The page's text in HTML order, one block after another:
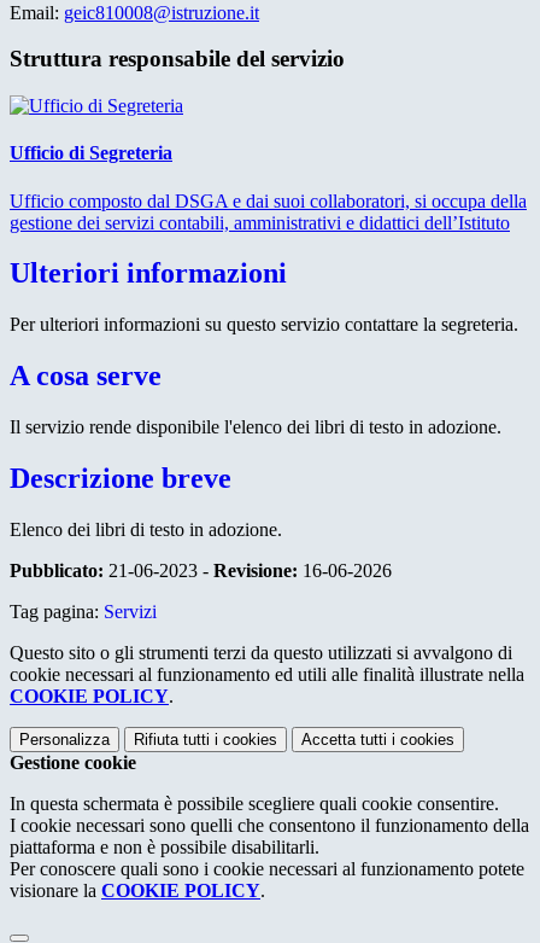
Email: geic810008@istruzione.it
Struttura responsabile del servizio
Ufficio di Segreteria
Ufficio composto dal DSGA e dai suoi collaboratori, si occupa della
gestione dei servizi contabili, amministrativi e didattici dell’Istituto
Ulteriori informazioni
Per ulteriori informazioni su questo servizio contattare la segreteria.
A cosa serve
Il servizio rende disponibile l'elenco dei libri di testo in adozione.
Descrizione breve
Elenco dei libri di testo in adozione.
Pubblicato: 21-06-2023 - Revisione: 16-06-2026
Tag pagina: Servizi
Questo sito o gli strumenti terzi da questo utilizzati si avvalgono di
cookie necessari al funzionamento ed utili alle finalità illustrate nella
COOKIE POLICY.
Personalizza Rifiuta tutti i cookies Accetta tutti i cookies
Gestione cookie
In questa schermata è possibile scegliere quali cookie consentire.
I cookie necessari sono quelli che consentono il funzionamento della
piattaforma e non è possibile disabilitarli.
Per conoscere quali sono i cookie necessari al funzionamento potete
visionare la COOKIE POLICY.